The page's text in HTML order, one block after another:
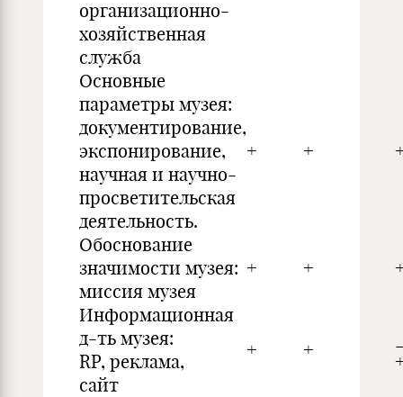
организационно-
хозяйственная
служба
Основные
параметры музея:
документирование,
экспонирование,
научная и научно-
просветительская
деятельность.
+ +
Обоснование
значимости музея:
миссия музея
+ +
Информационная
д-ть музея:
RP, реклама,
сайт
+ +